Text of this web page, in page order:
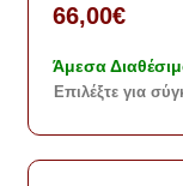
66,00€
Άμεσα
Eπιλέξτε για